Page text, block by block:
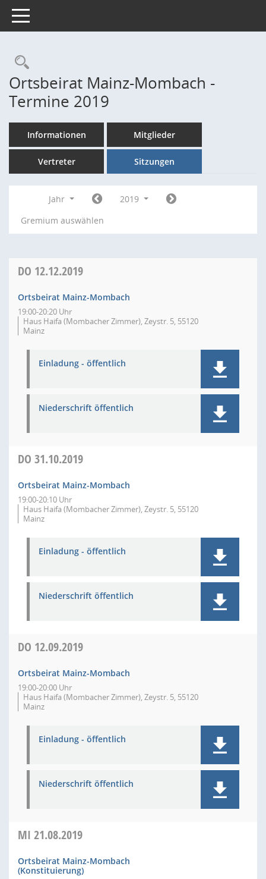
Toggle navigation
Rechercheauswahl
Ortsbeirat Mainz-Mombach -
Termine 2019
Informationen Mitglieder
Vertreter Sitzungen
Jahr
2019
Gremium auswählen
DO 12.12.2019
Ortsbeirat Mainz-Mombach
19:00-20:20 Uhr
Haus Haifa (Mombacher Zimmer), Zeystr. 5, 55120
Mainz
Einladung - öffentlich
Niederschrift öffentlich
DO 31.10.2019
Ortsbeirat Mainz-Mombach
19:00-20:10 Uhr
Haus Haifa (Mombacher Zimmer), Zeystr. 5, 55120
Mainz
Einladung - öffentlich
Niederschrift öffentlich
DO 12.09.2019
Ortsbeirat Mainz-Mombach
19:00-20:00 Uhr
Haus Haifa (Mombacher Zimmer), Zeystr. 5, 55120
Mainz
Einladung - öffentlich
Niederschrift öffentlich
MI 21.08.2019
Ortsbeirat Mainz-Mombach
(Konstituierung)